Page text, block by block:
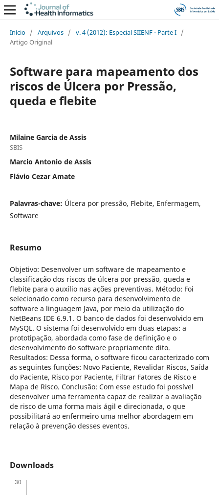
Início / Arquivos / v. 4 (2012): Especial SIIENF - Parte I /
Artigo Original
Software para mapeamento dos
riscos de Úlcera por Pressão,
queda e flebite
Milaine Garcia de Assis
SBIS
Marcio Antonio de Assis
Flávio Cezar Amate
Palavras-chave: Úlcera por pressão, Flebite, Enfermagem,
Software
Resumo
Objetivo: Desenvolver um software de mapeamento e
classificação dos riscos de úlcera por pressão, queda e
flebite para o auxílio nas ações preventivas. Método: Foi
selecionado como recurso para desenvolvimento de
software a linguagem Java, por meio da utilização do
NetBeans IDE 6.9.1. O banco de dados foi desenvolvido em
MySQL. O sistema foi desenvolvido em duas etapas: a
prototipação, abordada como fase de definição e o
desenvolvimento do software propriamente dito.
Resultados: Dessa forma, o software ficou caracterizado com
as seguintes funções: Novo Paciente, Revalidar Riscos, Saída
do Paciente, Risco por Paciente, Filtrar Fatores de Risco e
Mapa de Risco. Conclusão: Com esse estudo foi possível
desenvolver uma ferramenta capaz de realizar a avaliação
de risco de uma forma mais ágil e direcionada, o que
possibilitará ao enfermeiro uma melhor abordagem em
relação à prevenção desses eventos.
Downloads